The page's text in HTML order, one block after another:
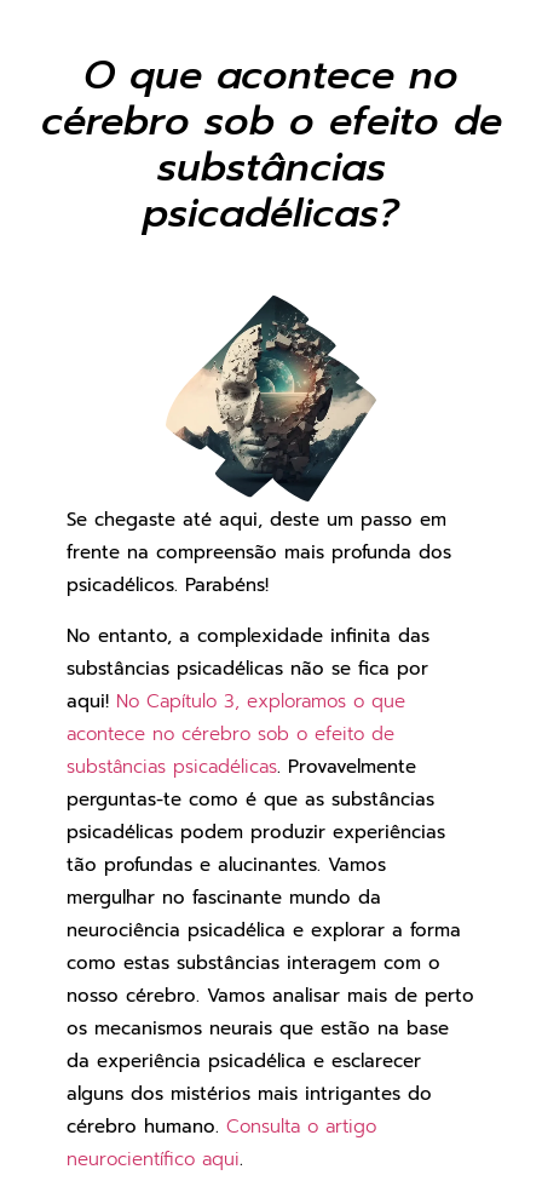
O que acontece no
cérebro sob o efeito de
substâncias
psicadélicas?
Se chegaste até aqui, deste um passo em
frente na compreensão mais profunda dos
psicadélicos. Parabéns!
No entanto, a complexidade infinita das
substâncias psicadélicas não se fica por
aqui! No Capítulo 3, exploramos o que
acontece no cérebro sob o efeito de
substâncias psicadélicas. Provavelmente
perguntas-te como é que as substâncias
psicadélicas podem produzir experiências
tão profundas e alucinantes. Vamos
mergulhar no fascinante mundo da
neurociência psicadélica e explorar a forma
como estas substâncias interagem com o
nosso cérebro. Vamos analisar mais de perto
os mecanismos neurais que estão na base
da experiência psicadélica e esclarecer
alguns dos mistérios mais intrigantes do
cérebro humano. Consulta o artigo
neurocientífico aqui.